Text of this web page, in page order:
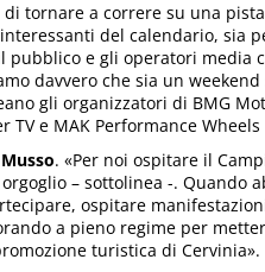
tornare a correre su una
del calendario, sia
pubblico e gli operatori media
davvero che sia un
gli organizzatori di BMG
TV e MAK Performance
. «Per noi ospitare il
– sottolinea -. Quando
ospitare
a pieno regime per
turistica di Cervinia».